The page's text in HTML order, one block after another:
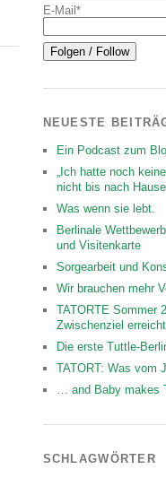
E-Mail*
NEUESTE
Ein Podcast zum
„Ich hatte noch
nicht bis nach
Was wenn sie lebt.
Berlinale
und Visitenkarte
Sorgearbeit und
Wir brauchen mehr
TATORTE Sommer
Zwischenziel erreicht
Die erste Tuttle-
TATORT: Was vom
… and Baby makes
SCHLAGWÖRTER